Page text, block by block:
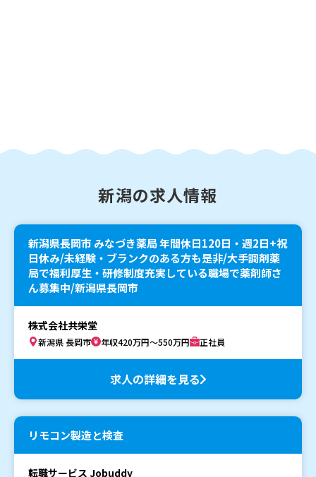
新潟の求人情報
新潟県長岡市 みなづき薬局 年間休日120日・週2日+祝
日休み/未経験・ブランクのある方も是非/大手調剤薬
局で福利厚生・研修制度充実している職場で薬剤師さ
ん募集中/新潟県長岡市
株式会社共栄堂
新潟県 長岡市 年収420万円～550万円 正社員
求人の詳細を見る
リモコン製造と検査
転職サービス Jobuddy